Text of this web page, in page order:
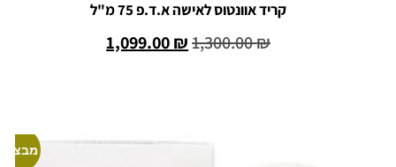
קריד אוונטוס לאישה א.ד.פ 75 מ"ל
1,300.00₪
1,099.00₪
מבצע!